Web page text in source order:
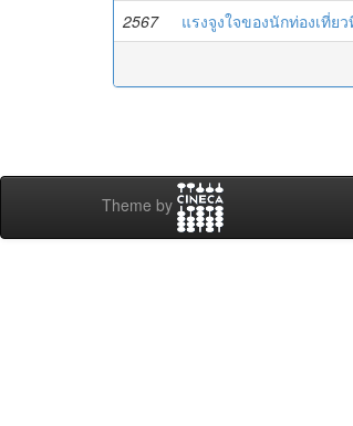
2567 แรงจูงใจของนักท่องเที่
Theme by